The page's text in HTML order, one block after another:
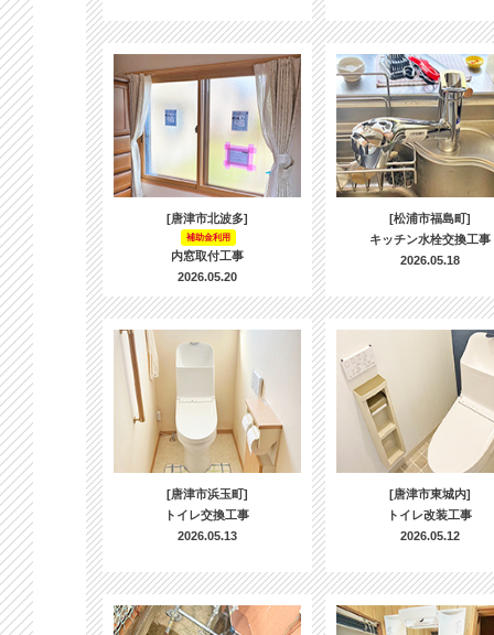
[唐津市北波多]
補助金利用
内窓取付工事
2026.05.20
[松浦市福島町]
キッチン水栓交換工事
2026.05.18
[唐津市浜玉町]
トイレ交換工事
2026.05.13
[唐津市東城内]
トイレ改装工事
2026.05.12